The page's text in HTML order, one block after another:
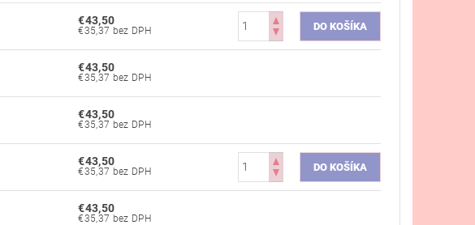
€43,50
€35,37 bez DPH
€43,50
€35,37 bez DPH
€43,50
€35,37 bez DPH
€43,50
€35,37 bez DPH
€43,50
€35,37 bez DPH